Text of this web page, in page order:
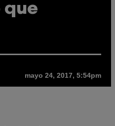
que
mayo 24, 2017, 5:54pm